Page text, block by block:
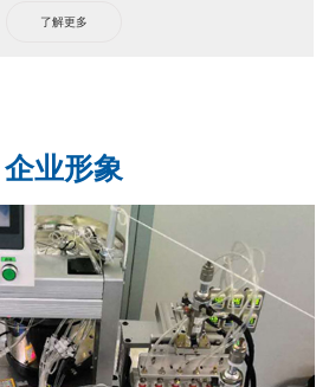
了解更多
企业形象